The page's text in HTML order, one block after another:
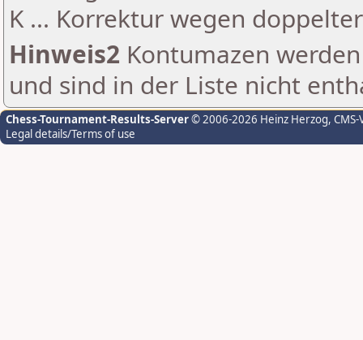
K ... Korrektur wegen
Hinweis2 Kontumazen
und sind in der Liste nicht
Chess-Tournament-Results-Server© 2006-2026 Heinz Herzog,
Legal details/Terms of use